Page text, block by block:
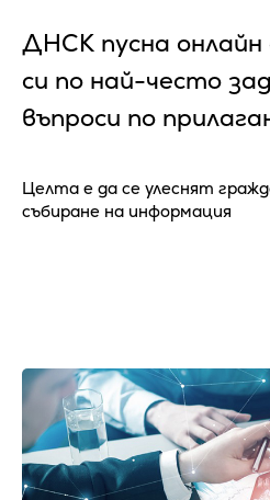
ДНСК пусна
си по най-често
въпроси по
Целта е да се улеснят
събиране на информация